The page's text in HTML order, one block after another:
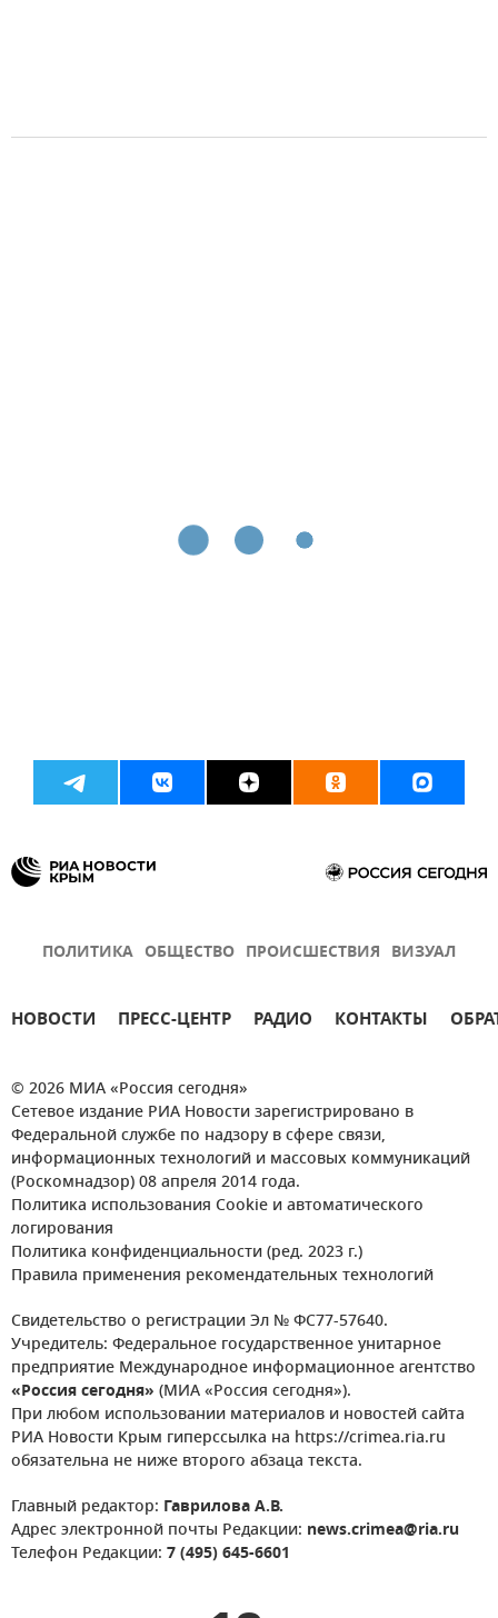
ПОЛИТИКА ОБЩЕСТВО ПРОИСШЕСТВИЯ ВИЗУАЛ
НОВОСТИ ПРЕСС-ЦЕНТР РАДИО КОНТАКТЫ
© 2026 МИА «Россия сегодня»
Сетевое издание РИА Новости зарегистрировано в
Федеральной службе по надзору в сфере связи,
информационных технологий и массовых коммуникаций
(Роскомнадзор) 08 апреля 2014 года.
Политика использования Cookie и автоматического
логирования
Политика конфиденциальности (ред. 2023 г.)
Правила применения рекомендательных технологий
Свидетельство о регистрации Эл № ФС77-57640.
Учредитель: Федеральное государственное унитарное
предприятие Международное информационное агентство
«Россия сегодня» (МИА «Россия сегодня»).
При любом использовании материалов и новостей сайта
РИА Новости Крым гиперссылка на https://crimea.ria.ru
обязательна не ниже второго абзаца текста.
Главный редактор: Гаврилова А.В.
Адрес электронной почты Редакции: news.crimea@ria.ru
Телефон Редакции: 7 (495) 645-6601